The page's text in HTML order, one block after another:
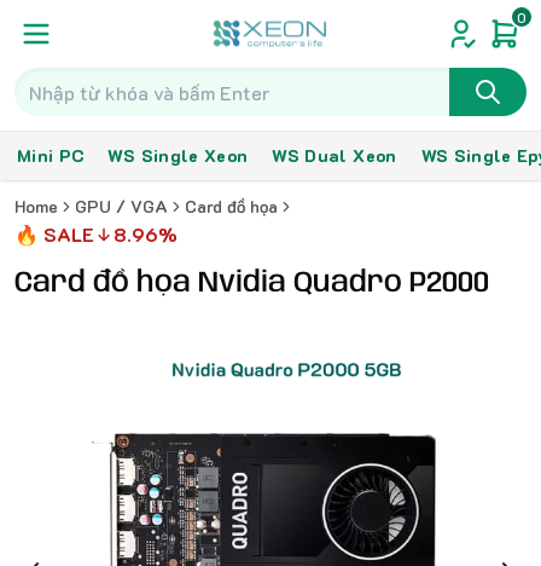
0
Mini PC WS Single Xeon WS Dual Xeon WS Single
Home GPU / VGA Card đồ họa
🔥 SALE 8.96%
Card đồ họa Nvidia Quadro P2000